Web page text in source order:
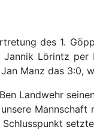
des 1.
Lörintz
Manz das 3:0,
Landwehr
Mannschaft